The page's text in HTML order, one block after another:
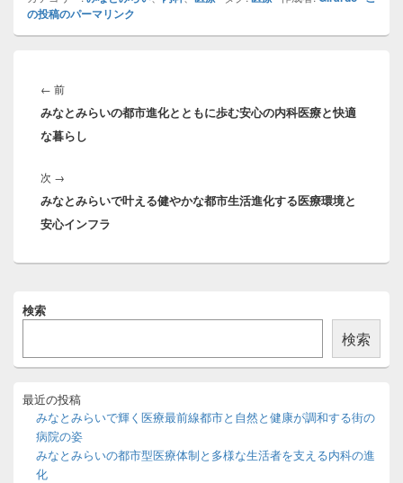
の投稿のパーマリンク
稿
ナ
ビ
ゲ
シ
ョ
ン
← 前前
の
投
みなとみらいの都市進化とともに歩む安心の内科医療と快適
な暮らし
次 →
の
投
みなとみらいで叶える健やかな都市生活進化する医療環境と
安心インフラ
イ
イ
バ
検索
検索
最近の投稿
みなとみらいで輝く医療最前線都市と自然と健康が調和する街の
病院の姿
みなとみらいの都市型医療体制と多様な生活者を支える内科の進
化